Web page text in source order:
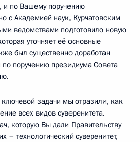
и по Вашему поручению
с Академией наук, Курчатовским
ведомствами подготовило новую
уточняет её основные
был существенно доработан
поручению президиума Совета
задачи мы отразили, как
всех видов суверенитета.
которую Вы дали Правительству
– технологический суверенитет,